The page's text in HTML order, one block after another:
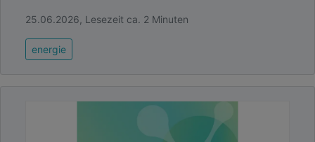
25.06.2026, Lesezeit ca. 2 Minuten
energie